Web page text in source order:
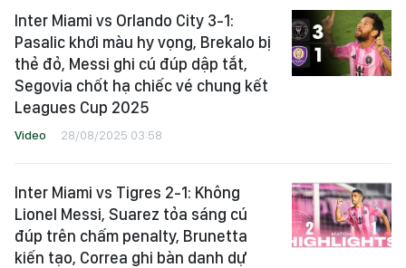
Inter Miami vs Orlando City 3-1:
Pasalic khơi màu hy vọng, Brekalo bị
thẻ đỏ, Messi ghi cú đúp dập tắt,
Segovia chốt hạ chiếc vé chung kết
Leagues Cup 2025
Video 28/08/2025 03:58
Inter Miami vs Tigres 2-1: Không
Lionel Messi, Suarez tỏa sáng cú
đúp trên chấm penalty, Brunetta
kiến tạo, Correa ghi bàn danh dự